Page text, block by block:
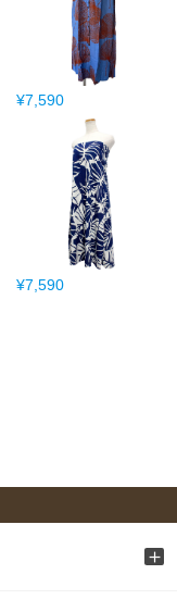
¥7,590
¥7,590